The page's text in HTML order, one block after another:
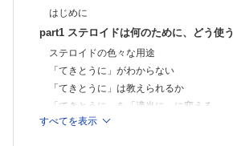
製品のご購入後、「購入済ライセンス一覧
境で閲覧可能なPDF版をご覧いただけます。
推奨ブラウザ： Firefox 最新版 / Google
最新版
はじめに
part1 ステロイドは何のために、どう使
ステロイドの色々な用途
「てきとうに」がわからない
「てきとうに」は教えられるか
「てきとうに」を「適当に」に変える
ステロイドが使えたら、大きな武器が1つ
すべてを表示